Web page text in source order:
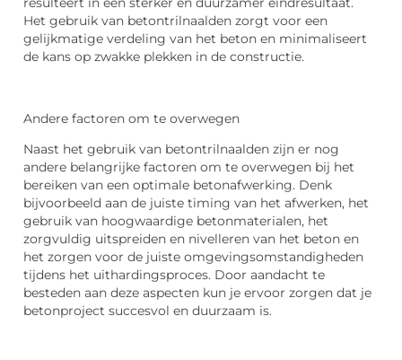
Het gebruik van betontrilnaalden zorgt voor een
gelijkmatige verdeling van het beton en minimaliseert
de kans op zwakke plekken in de constructie.
Andere factoren om te overwegen
Naast het gebruik van betontrilnaalden zijn er nog
andere belangrijke factoren om te overwegen bij het
bereiken van een optimale betonafwerking. Denk
bijvoorbeeld aan de juiste timing van het afwerken, het
gebruik van hoogwaardige betonmaterialen, het
zorgvuldig uitspreiden en nivelleren van het beton en
het zorgen voor de juiste omgevingsomstandigheden
tijdens het uithardingsproces. Door aandacht te
besteden aan deze aspecten kun je ervoor zorgen dat je
betonproject succesvol en duurzaam is.